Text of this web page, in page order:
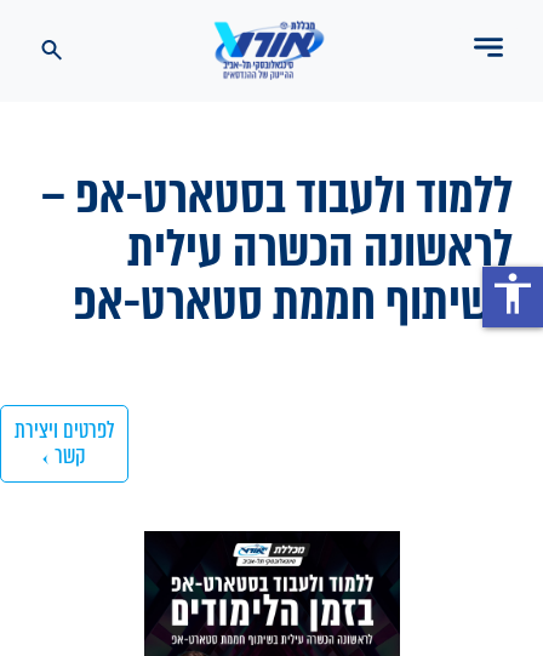
ללמוד ולעבוד בסטארט-אפ –
לראשונה הכשרה עילית
בשיתוף חממת סטארט-אפ
לפרטים ויצירת
קשר
accessibility